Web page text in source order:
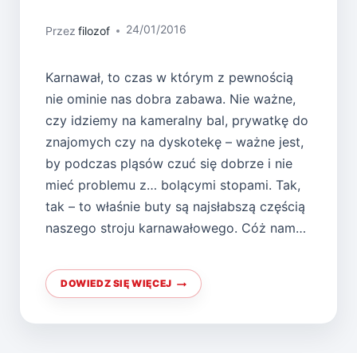
Przez filozof 24/01/2016
Karnawał, to czas w którym z pewnością
nie ominie nas dobra zabawa. Nie ważne,
czy idziemy na kameralny bal, prywatkę do
znajomych czy na dyskotekę – ważne jest,
by podczas pląsów czuć się dobrze i nie
mieć problemu z… bolącymi stopami. Tak,
tak – to właśnie buty są najsłabszą częścią
naszego stroju karnawałowego. Cóż nam…
DOWIEDZ SIĘ WIĘCEJ
JAK
WYBRAĆ
KARNAWAŁOWĄ